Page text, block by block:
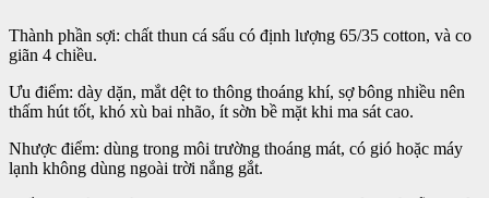
Thành phần sợi: chất thun cá sấu có định lượng 65/35 cotton, và co
giãn 4 chiều.
Ưu điểm: dày dặn, mắt dệt to thông thoáng khí, sợ bông nhiều nên
thấm hút tốt, khó xù bai nhão, ít sờn bề mặt khi ma sát cao.
Nhược điểm: dùng trong môi trường thoáng mát, có gió hoặc máy
lạnh không dùng ngoài trời nắng gắt.